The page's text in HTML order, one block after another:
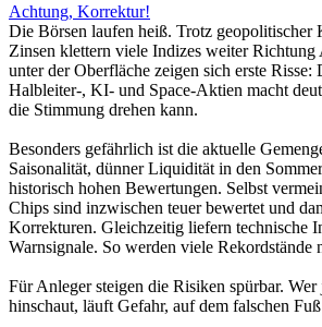
Achtung, Korrektur!
Die Börsen laufen heiß. Trotz geopolitischer
Zinsen klettern viele Indizes weiter
unter der Oberfläche zeigen sich erste
Halbleiter-, KI- und Space-Aktien macht
die Stimmung drehen kann.
Besonders gefährlich ist die aktuelle
Saisonalität, dünner Liquidität in den
historisch hohen Bewertungen. Selbst
Chips sind inzwischen teuer bewertet und
Korrekturen. Gleichzeitig liefern technische
Warnsignale. So werden viele Rekordstände
Für Anleger steigen die Risiken spürbar. Wer
hinschaut, läuft Gefahr, auf dem falschen